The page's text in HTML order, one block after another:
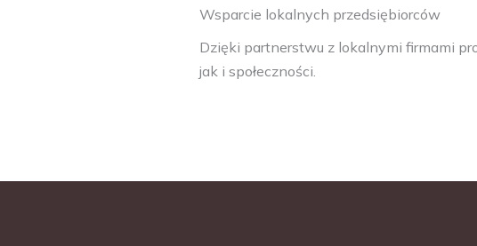
Wsparcie lokalnych przedsiębiorców
Dzięki partnerstwu z lokalnymi firmami
jak i społeczności.